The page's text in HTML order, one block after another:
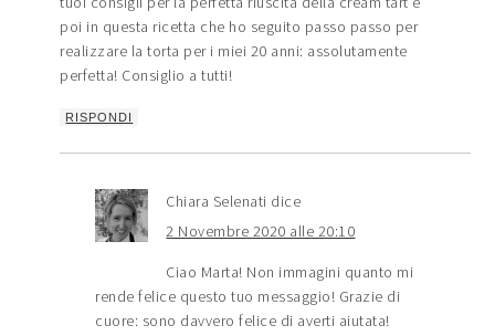
poi in questa ricetta che ho seguito passo passo per
realizzare la torta per i miei 20 anni: assolutamente
perfetta! Consiglio a tutti!
RISPONDI
Chiara Selenati dice
2 Novembre 2020 alle 20:10
Ciao Marta! Non immagini quanto mi
rende felice questo tuo messaggio! Grazie di
cuore: sono davvero felice di averti aiutata!